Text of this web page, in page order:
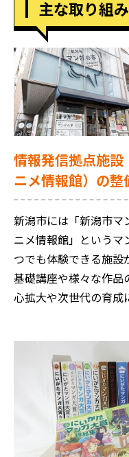
主な取り組み
情報発信拠点施
ニメ情報館）の整
新潟市には「新潟市マ
ニメ情報館」というマ
つでも体験できる施設
基礎講座や様々な作品
心拡大や次世代の育成